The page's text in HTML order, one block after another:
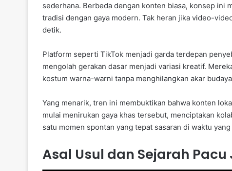
sederhana. Berbeda dengan konten biasa, konsep ini
tradisi dengan gaya modern. Tak heran jika video-
detik.
Platform seperti TikTok menjadi garda terdepan
mengolah gerakan dasar menjadi variasi kreatif.
kostum warna-warni tanpa menghilangkan akar
Yang menarik, tren ini membuktikan bahwa konten
mulai menirukan gaya khas tersebut, menciptakan
satu momen spontan yang tepat sasaran di waktu
Asal Usul dan Sejarah